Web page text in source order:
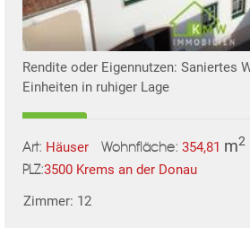
Rendite oder Eigennutzen: Saniertes
Einheiten in ruhiger Lage
Art: Häuser Wohnfläche: 354,81 m2
PLZ:3500 Krems an der Donau
Zimmer: 12